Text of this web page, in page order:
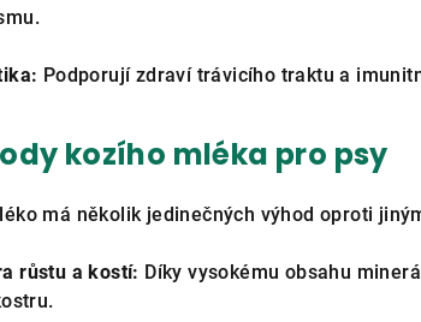
Podporují zdraví trávicího traktu a
kozího mléka pro psy
má několik jedinečných výhod oproti
růstu a kostí: Díky vysokému obsahu